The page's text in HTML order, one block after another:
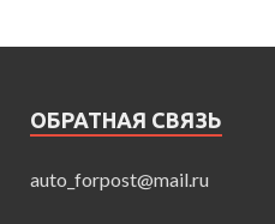
ОБРАТНАЯ СВЯЗЬ
auto_forpost@mail.ru